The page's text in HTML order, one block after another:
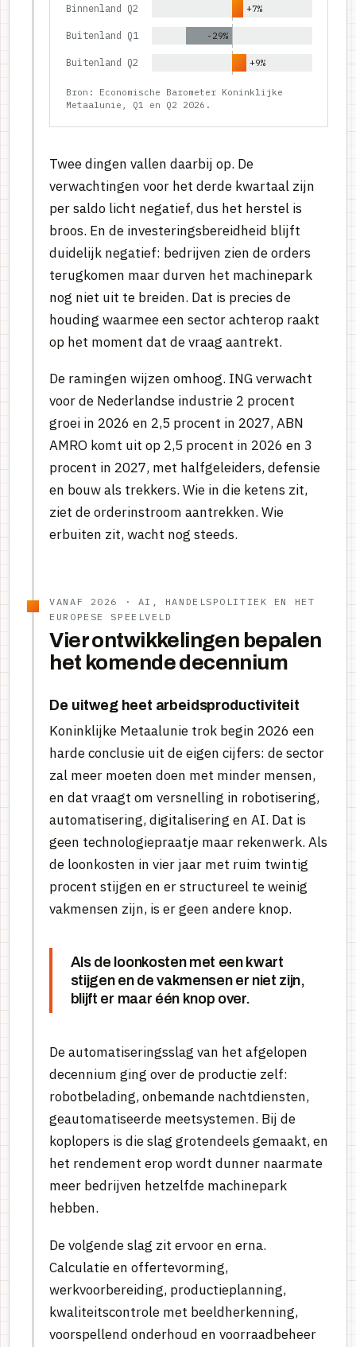
Binnenland Q2 +7%
Buitenland Q1 -29%
Buitenland Q2 +9%
Bron: Economische Barometer Koninklijke
Metaalunie, Q1 en Q2 2026.
Twee dingen vallen daarbij op. De
verwachtingen voor het derde kwartaal zijn
per saldo licht negatief, dus het herstel is
broos. En de investeringsbereidheid blijft
duidelijk negatief: bedrijven zien de orders
terugkomen maar durven het machinepark
nog niet uit te breiden. Dat is precies de
houding waarmee een sector achterop raakt
op het moment dat de vraag aantrekt.
De ramingen wijzen omhoog. ING verwacht
voor de Nederlandse industrie 2 procent
groei in 2026 en 2,5 procent in 2027, ABN
AMRO komt uit op 2,5 procent in 2026 en 3
procent in 2027, met halfgeleiders, defensie
en bouw als trekkers. Wie in die ketens zit,
ziet de orderinstroom aantrekken. Wie
erbuiten zit, wacht nog steeds.
VANAF 2026 · AI, HANDELSPOLITIEK EN HET
EUROPESE SPEELVELD
Vier ontwikkelingen bepalen
het komende decennium
De uitweg heet arbeidsproductiviteit
Koninklijke Metaalunie trok begin 2026 een
harde conclusie uit de eigen cijfers: de sector
zal meer moeten doen met minder mensen,
en dat vraagt om versnelling in robotisering,
automatisering, digitalisering en AI. Dat is
geen technologiepraatje maar rekenwerk. Als
de loonkosten in vier jaar met ruim twintig
procent stijgen en er structureel te weinig
vakmensen zijn, is er geen andere knop.
Als de loonkosten met een kwart
stijgen en de vakmensen er niet zijn,
blijft er maar één knop over.
De automatiseringsslag van het afgelopen
decennium ging over de productie zelf:
robotbelading, onbemande nachtdiensten,
geautomatiseerde meetsystemen. Bij de
koplopers is die slag grotendeels gemaakt, en
het rendement erop wordt dunner naarmate
meer bedrijven hetzelfde machinepark
hebben.
De volgende slag zit ervoor en erna.
Calculatie en offertevorming,
werkvoorbereiding, productieplanning,
kwaliteitscontrole met beeldherkenning,
voorspellend onderhoud en voorraadbeheer